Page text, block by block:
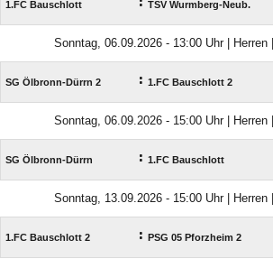
1.FC Bauschlott TSV Wurmberg-Neub.
Sonntag, 06.09.2026 - 13:00 Uhr |
SG Ölbronn-Dürrn 2 : 1.FC Bauschlott 2
Sonntag, 06.09.2026 - 15:00 Uhr |
SG Ölbronn-Dürrn : 1.FC Bauschlott
Sonntag, 13.09.2026 - 15:00 Uhr |
1.FC Bauschlott 2 : PSG 05 Pforzheim 2